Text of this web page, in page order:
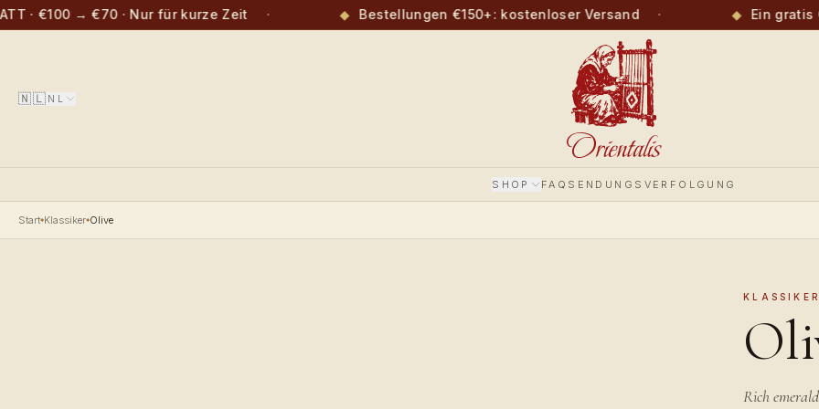
· €100 → €70 · Nur für kurze Zeit Bestellungen €150+: kostenloser Versand Ein gratis
🇳🇱 NL
SHOP FAQ SENDUNGSVERFOLGUNG
Start Klassiker Olive
KLASSIKER
Rich